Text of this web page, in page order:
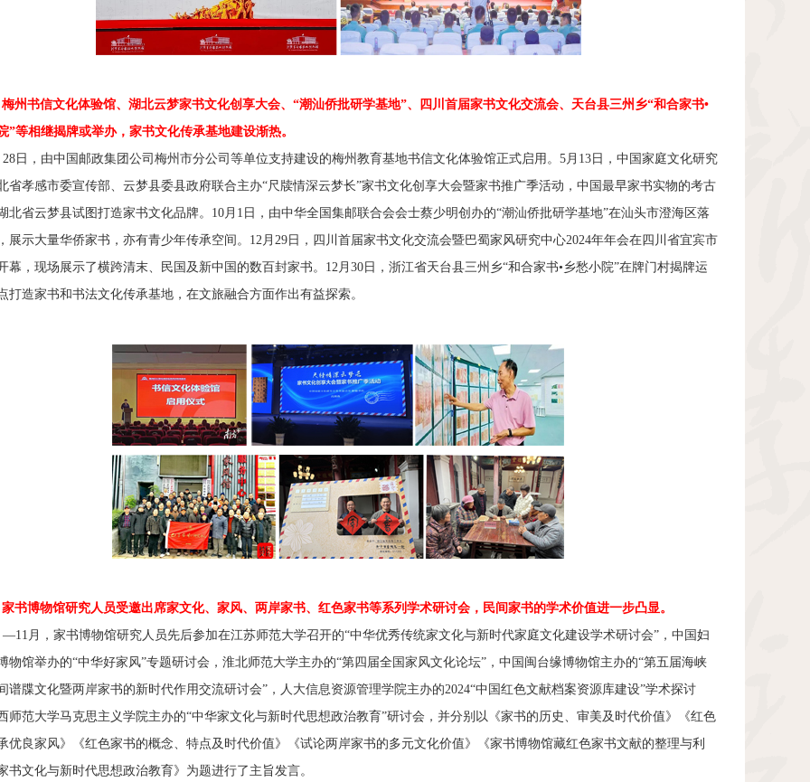
州书信文化体验馆、湖北云梦家书文化创享大会、“潮汕侨批研学基地”、 四川首届家书文化交流会、 天台县三州乡“和合家书•
”等相继揭牌或举办，家书文化传承基地建设渐热。
28 日，由中国邮政集团公司梅州市分公司等单位支持建设的梅州教育基地书信文化体验馆正式启用。 5月 13 日，中国家庭文化研究
省孝感市委宣传部、云梦县委县政府联合主办“尺牍情深云梦长”家书文化创享大会暨家书推广季活动，中国最早家书实物的考古
北省云梦县试图打造家书文化品牌。 10月 1 日，由中华全国集邮联合会会士蔡少明创办的“潮汕侨批研学基地”在汕头市澄海区落
展示大量华侨家书，亦有青少年传承空间。 12月 29 日，四川首届家书文化交流会暨巴蜀家风研究中心2024年年会在四川省宜宾市
幕，现场展示了横跨清末、民国及新中国的数百封家书。 12月 30 日，浙江省天台县三州乡“和合家书•乡愁小院”在牌门村揭牌运
打造家书和书法文化传承基地，在文旅融合方面作出有益探索。
书博物馆研究人员受邀出席家文化、家风、两岸家书、红色家书等系列学术研讨会，民间家书的学术价值进一步凸显。
―11 月，家书博物馆研究人员先后参加在江苏师范大学召开的“中华优秀传统家文化与新时代家庭文化建设学术研讨会”，中国妇
物馆举办的“中华好家风”专题研讨会，淮北师范大学主办的“第四届全国家风文化论坛”，中国闽台缘博物馆主办的“第五届海峡
谱牒文化暨两岸家书的新时代作用交流研讨会”，人大信息资源管理学院主办的2024“中国红色文献档案资源库建设”学术探讨
师范大学马克思主义学院主办的“中华家文化与新时代思想政治教育”研讨会，并分别以《家书的历史、审美及时代价值》《红色
优良家风》《红色家书的概念、特点及时代价值》《试论两岸家书的多元文化价值》《家书博物馆藏红色家书文献的整理与利
书文化与新时代思想政治教育》为题进行了主旨发言。